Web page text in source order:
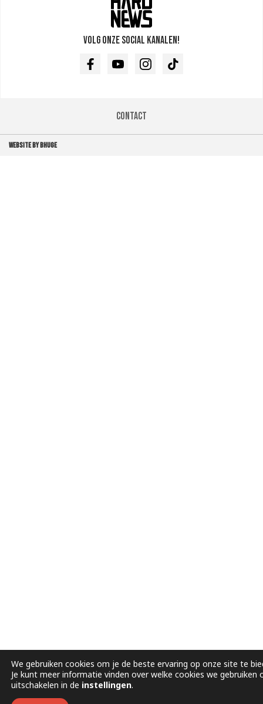
Volg onze social kanalen!
FacebookYoutubeInstagramTikTok
Contact
WEBSITE BY BHUGE
We gebruiken cookies om je de beste ervaring op onze site te
Je kunt meer informatie vinden over welke cookies we gebruiken
uitschakelen in de instellingen.